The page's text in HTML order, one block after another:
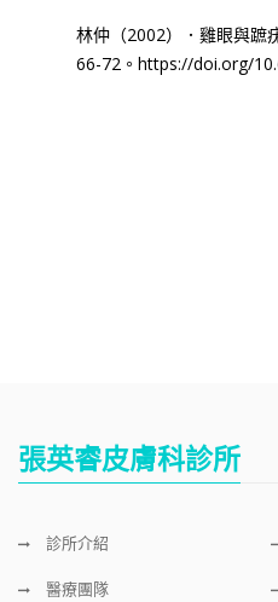
林仲（2002）．雞眼與蹠
66-72 。 https://doi.org/
張英睿皮膚科診所
診所介紹
醫療團隊